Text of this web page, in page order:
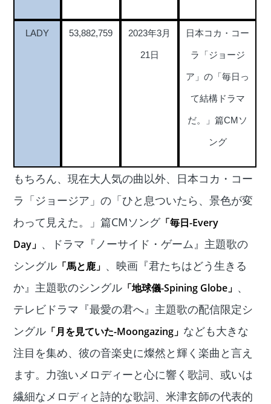
LADY 53,882,759 2023年3月
21日
日本コカ・コー
ラ「ジョージ
ア」の「毎日っ
て結構ドラマ
だ。」篇CMソ
ング
もちろん、現在大人気の曲以外、日本コカ・コー
ラ「ジョージア」の「ひと息ついたら、景色が変
わって見えた。」篇CMソング「毎日-Every
Day」 、ドラマ『ノーサイド・ゲーム』主題歌の
シングル 「馬と鹿」 、映画『君たちはどう生きる
か』主題歌のシングル 「地球儀-Spining Globe」 、
テレビドラマ『最愛の君へ』主題歌の配信限定シ
ングル 「月を見ていた-Moongazing」 なども大きな
注目を集め、彼の音楽史に燦然と輝く楽曲と言え
ます。力強いメロディーと心に響く歌詞、或いは
繊細なメロディと詩的な歌詞、米津玄師の代表的